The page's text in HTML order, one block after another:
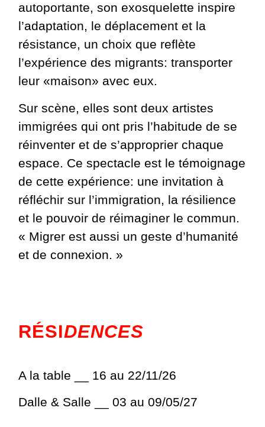
autoportante, son exosquelette inspire
l’adaptation, le déplacement et la
résistance, un choix que reflète
l’expérience des migrants: transporter
leur «maison» avec eux.
Sur scène, elles sont deux artistes
immigrées qui ont pris l’habitude de se
réinventer et de s’approprier chaque
espace. Ce spectacle est le témoignage
de cette expérience: une invitation à
réfléchir sur l’immigration, la résilience
et le pouvoir de réimaginer le commun.
« Migrer est aussi un geste d’humanité
et de connexion. »
RÉSIDENCES
A la table __ 16 au 22/11/26
Dalle & Salle __ 03 au 09/05/27